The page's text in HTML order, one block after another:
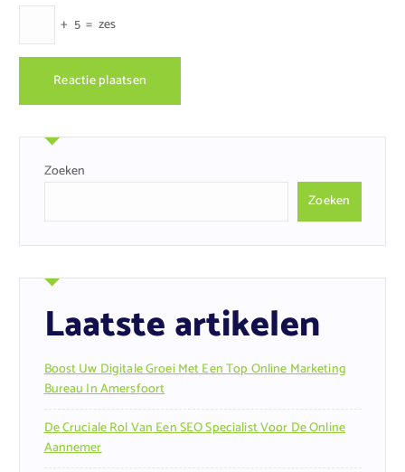
+ 5 = zes
Zoeken
Zoeken
Laatste artikelen
Boost Uw Digitale Groei Met Een Top Online Marketing
Bureau In Amersfoort
De Cruciale Rol Van Een SEO Specialist Voor De Online
Aannemer